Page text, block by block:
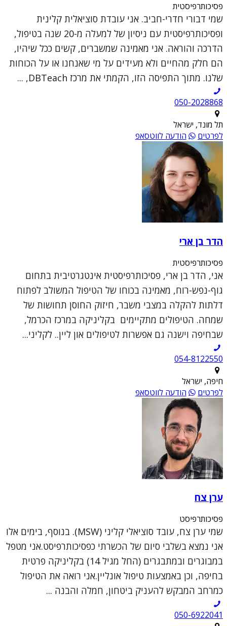
פסיכותרפיסטית
שמי דבורי חדרי-חביב. אני עובדת סוציאלית קלינית
ופסיכותרפיסטית עם ניסיון של למעלה מ-20 שנה בטיפול,
הדרכה והוראה. אני מאמינה שמשברים, קשים ככל שיהיו,
הם חלק מהחיים ולא מעידים על מי שאנחנו או על הכוחות
שלנו. מתוך התפיסה הזו, הקמתי את מרכז DBTeach, ...
050-2028868
תל מונד, ישראל
לפרטים
הודעה לווטסאפ
הדר בן ארי
פסיכותרפיסטית
אני, הדר בן ארי, פסיכותרפיסטית אינטגרטיבית בתחום
גוף-נפש-רוח, מאמינה בכוחו של הטיפול המשולב לפתוח
דלתות להקלה במצבי משבר, חיזוק החוסן תחושות של
שמחה. הטיפולים מתקיימים בקליניקה במרכז הכרמל,
שבחיפה וישנה גם אפשרות לטיפולים און ליין.. לקליני...
054-8122550
חיפה, ישראל
לפרטים
הודעה לווטסאפ
ערן צח
פסיכותרפיסט
שמי ערן צח, עובד סוציאלי קליני (MSW). בנוסף, בימים אלו
אני נמצא בשלבי סיום של הכשרתי כפסיכותרפיסט.אני מטפל
במבוגרים ובמתבגרים (החל מגיל 14) בקליניקה פרטית
בחיפה, וכן באמצעות טיפול אונליין.אני רואה את הטיפול
כמרחב המבקש להעניק ביטחון, חמלה והבנה ...
050-6922041